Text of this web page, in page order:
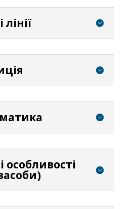
особливості